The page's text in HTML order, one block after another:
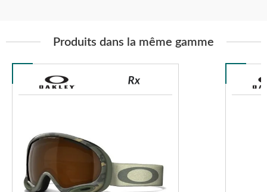
Produits dans la même gamme